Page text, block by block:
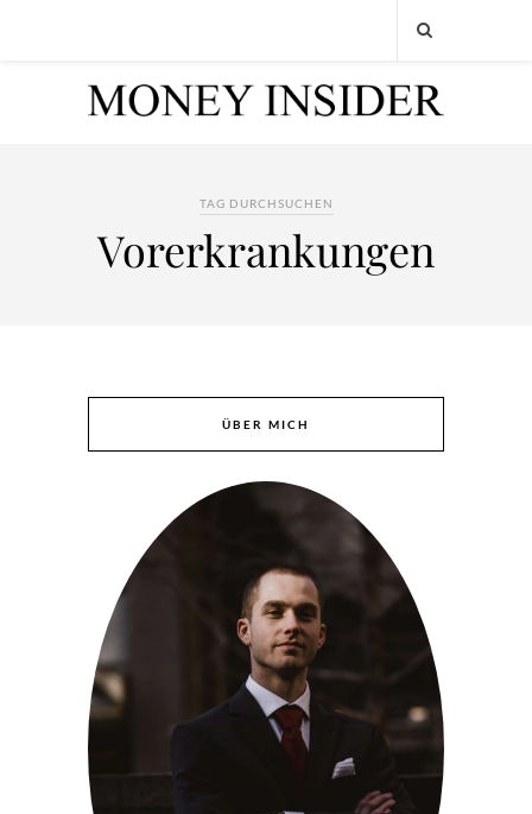
TAG DURCHSUCHEN
Vorerkrankungen
ÜBER MICH